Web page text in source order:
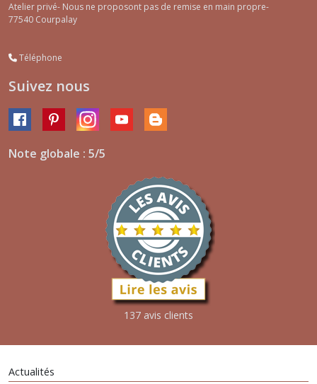
Atelier privé- Nous ne proposont pas de remise en main propre-
77540 Courpalay
Téléphone
Suivez nous
Note globale : 5/5
137 avis clients
Actualités